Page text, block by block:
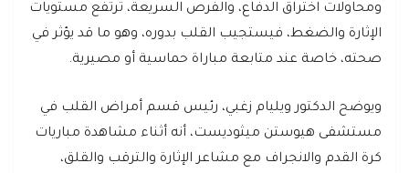
ومحاولات اختراق الدفاع، والفرص السريعة، ترتفع مستويات
الإثارة والضغط، فيستجيب القلب بدوره، وهو ما قد يؤثر في
صحته، خاصة عند متابعة مباراة حماسية أو مصيرية.
ويوضح الدكتور ويليام زغبي، رئيس قسم أمراض القلب في
مستشفى هيوستن ميثوديست، أنه أثناء مشاهدة مباريات
كرة القدم والانجراف مع مشاعر الإثارة والترقب والقلق،